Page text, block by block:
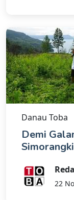
Danau Toba
Demi
22